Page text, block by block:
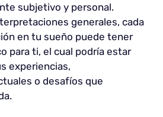
subjetivo y personal.
generales, cada
en tu sueño puede tener
para ti, el cual podría estar
experiencias,
o desafíos que